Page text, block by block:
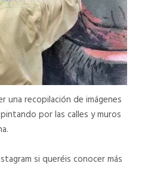
una recopilación de imágenes
por las calles y muros
si queréis conocer más